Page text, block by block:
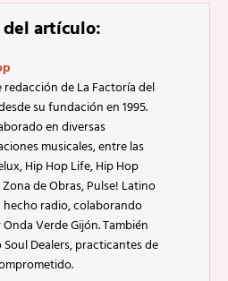
del artículo:
redacción de La Factoría del
su fundación en 1995.
en diversas
musicales, entre las
Hip Hop Life, Hip Hop
de Obras, Pulse! Latino
hecho radio, colaborando
Verde Gijón. También
Dealers, practicantes de